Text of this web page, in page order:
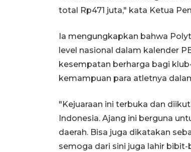
total Rp471 juta," kata Ketua
Ia mengungkapkan bahwa
level nasional dalam kalender
kesempatan berharga bagi
kemampuan para atletnya
"Kejuaraan ini terbuka dan
Indonesia. Ajang ini berguna
daerah. Bisa juga dikatakan
semoga dari sini juga lahir bibit-